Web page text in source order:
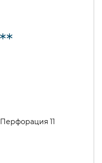
Перфорация 11